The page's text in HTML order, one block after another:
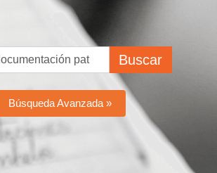
Buscar
Búsqueda Avanzada »